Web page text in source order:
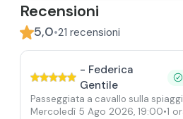
Recensioni
5,0•21 recensioni
- Federica
Gentile
Passeggiata a cavallo sulla
Mercoledì 5 Ago 2026, 19:00•1